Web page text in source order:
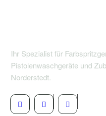
Ihr Spezialist für
Pistolenwaschgeräte und
Norderstedt.